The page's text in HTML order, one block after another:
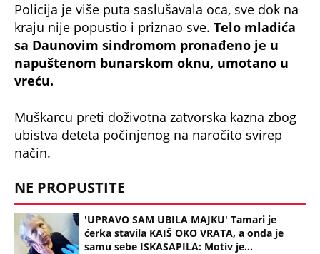
Policija je više puta saslušavala oca, sve dok na
kraju nije popustio i priznao sve. Telo mladića
sa Daunovim sindromom pronađeno je u
napuštenom bunarskom oknu, umotano u
vreću.
Muškarcu preti doživotna zatvorska kazna zbog
ubistva deteta počinjenog na naročito svirep
način.
NE PROPUSTITE
'UPRAVO SAM UBILA MAJKU' Tamari je
ćerka stavila KAIŠ OKO VRATA, a onda je
samu sebe ISKASAPILA: Motiv je...